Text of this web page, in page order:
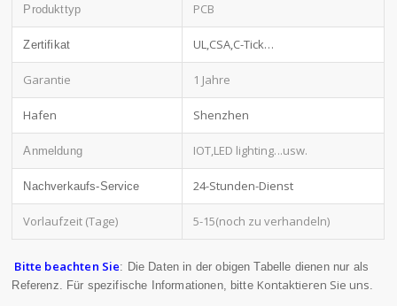
Produkttyp PCB
Zertifikat UL,CSA,C-Tick…
Garantie 1 Jahre
Hafen Shenzhen
Anmeldung IOT,LED lighting...usw.
Nachverkaufs-Service 24-Stunden-Dienst
Vorlaufzeit (Tage) 5-15(noch zu verhandeln)
Bitte beachten Sie: Die Daten in der obigen Tabelle dienen nur als
Referenz. Für spezifische Informationen, bitte Kontaktieren Sie uns.